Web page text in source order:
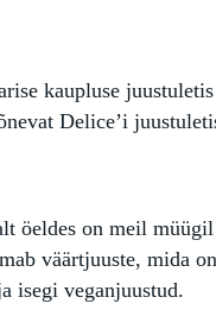
kaupluse
Delice’i
öeldes on meil müügil
väärtjuuste, mida on
isegi veganjuustud.